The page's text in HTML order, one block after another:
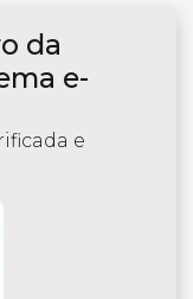
da
e-
e